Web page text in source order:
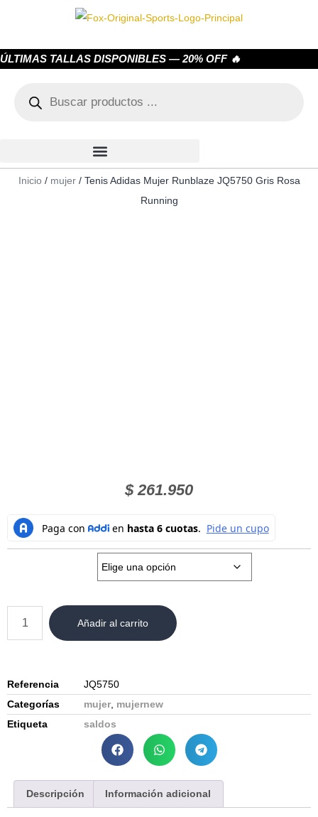
ÚLTIMAS TALLAS DISPONIBLES — 20% OFF 🔥
Inicio/ mujer/ Tenis Adidas Mujer Runblaze JQ5750 Gris Rosa
Running
$261.950
Añadir al carrito
Referencia
JQ5750
Categorías
mujer, mujernew
Etiqueta
saldos
Descripción Información adicional